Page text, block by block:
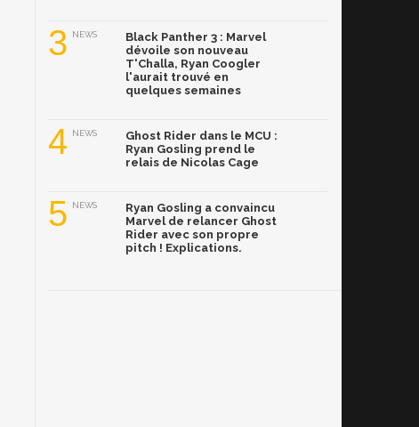
3 NEWS
Black Panther 3 : Marvel
dévoile son nouveau
T'Challa, Ryan Coogler
l'aurait trouvé en
quelques semaines
4 NEWS
Ghost Rider dans le MCU :
Ryan Gosling prend le
relais de Nicolas Cage
5 NEWS
Ryan Gosling a convaincu
Marvel de relancer Ghost
Rider avec son propre
pitch ! Explications.